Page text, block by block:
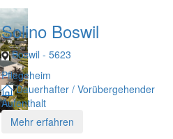
Solino Boswil
Boswil - 5623
Pflegeheim
Dauerhafter / Vorübergehender
Aufenthalt
Mehr erfahren